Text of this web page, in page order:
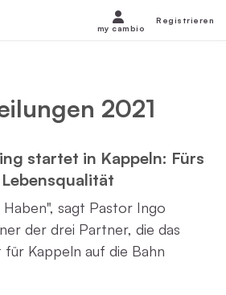
2021
startet in Kappeln: Fürs
Haben", sagt Pastor Ingo
der drei Partner, die das
Kappeln auf die Bahn
my cambio
Registrieren